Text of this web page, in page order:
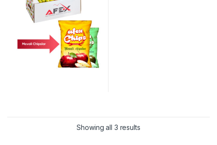
Showing all 3 results